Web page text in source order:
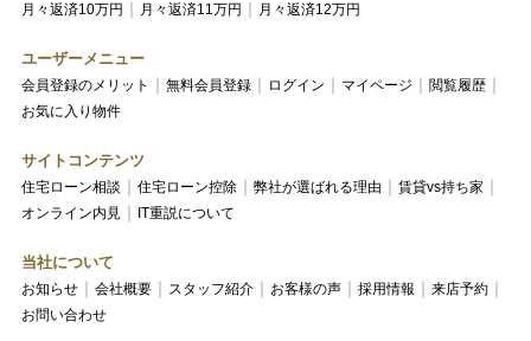
月々返済10万円
月々返済11万円 月々返済12万円
ユーザーメニュー
会員登録のメリット 無料会員登録 ログイン マイページ
閲覧履歴
お気に入り物件
サイトコンテンツ
住宅ローン相談 住宅ローン控除 弊社が選ばれる理由
賃貸vs持ち家
オンライン内見
IT重説について
当社について
お知らせ 会社概要 スタッフ紹介 お客様の声 採用情報
来店予約
お問い合わせ